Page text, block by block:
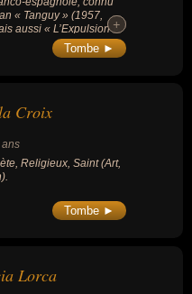
« Tanguy » (1957,
aussi « L’Expulsion »
la nuit » (1972), « La
« Le crime des pères
+
+
Tombe ►
Croix
ans
Religieux, Saint (Art,
Tombe ►
Lorca